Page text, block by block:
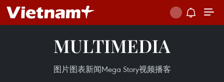
MULTIMEDIA
图片图表新闻Mega Story视频播客